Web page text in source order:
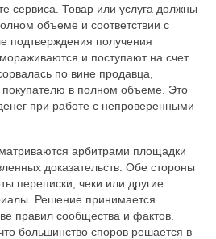
сервиса. Товар или услуга должны
объеме и соответствии с
подтверждения получения
и поступают на счет
по вине продавца,
покупателю в полном объеме. Это
при работе с непроверенными
арбитрами площадки
доказательств. Обе стороны
переписки, чеки или другие
Решение принимается
правил сообщества и фактов.
большинство споров решается в